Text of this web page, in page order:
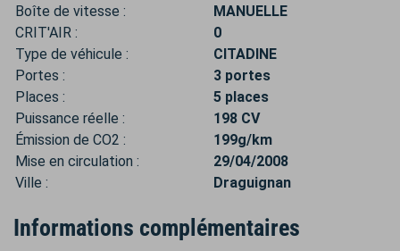
Boîte de vitesse :
MANUELLE
CRIT'AIR :
0
Type de véhicule :
CITADINE
Portes :
3 portes
Places :
5 places
Puissance réelle :
198 CV
Émission de CO2 :
199g/km
Mise en circulation :
29/04/2008
Ville :
Draguignan
Informations complémentaires